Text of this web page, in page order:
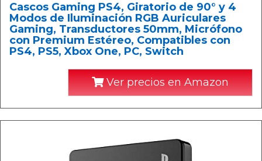
Cascos Gaming PS4, Giratorio de 90° y 4
Modos de Iluminación RGB Auriculares
Gaming, Transductores 50mm, Micrófono
con Premium Estéreo, Compatibles con
PS4, PS5, Xbox One, PC, Switch
Ver precios en Amazon